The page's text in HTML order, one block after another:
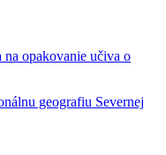
opakovanie učiva o
geografiu Severnej